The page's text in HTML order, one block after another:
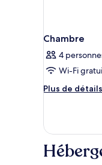
Chambre
4
Wi-Fi
Plus de détails
Plus
le
type
de